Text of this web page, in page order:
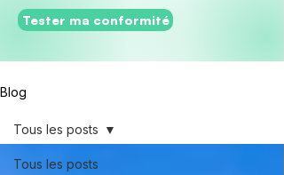
Tester ma conformité
Blog
Tous les posts
Tous les posts